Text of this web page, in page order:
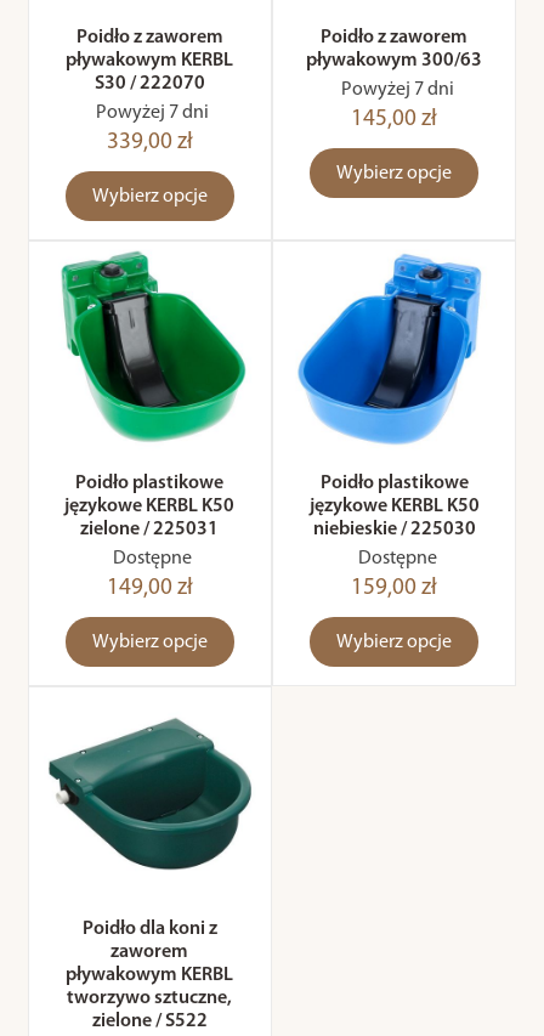
Poidło z zaworem
pływakowym KERBL
S30 / 222070
Powyżej 7 dni
339,00 zł
Wybierz opcje
Poidło z zaworem
pływakowym 300/63
Powyżej 7 dni
145,00 zł
Wybierz opcje
Poidło plastikowe
językowe KERBL K50
zielone / 225031
Dostępne
149,00 zł
Wybierz opcje
Poidło plastikowe
językowe KERBL K50
niebieskie / 225030
Dostępne
159,00 zł
Wybierz opcje
Poidło dla koni z
zaworem
pływakowym KERBL
tworzywo sztuczne,
zielone / S522